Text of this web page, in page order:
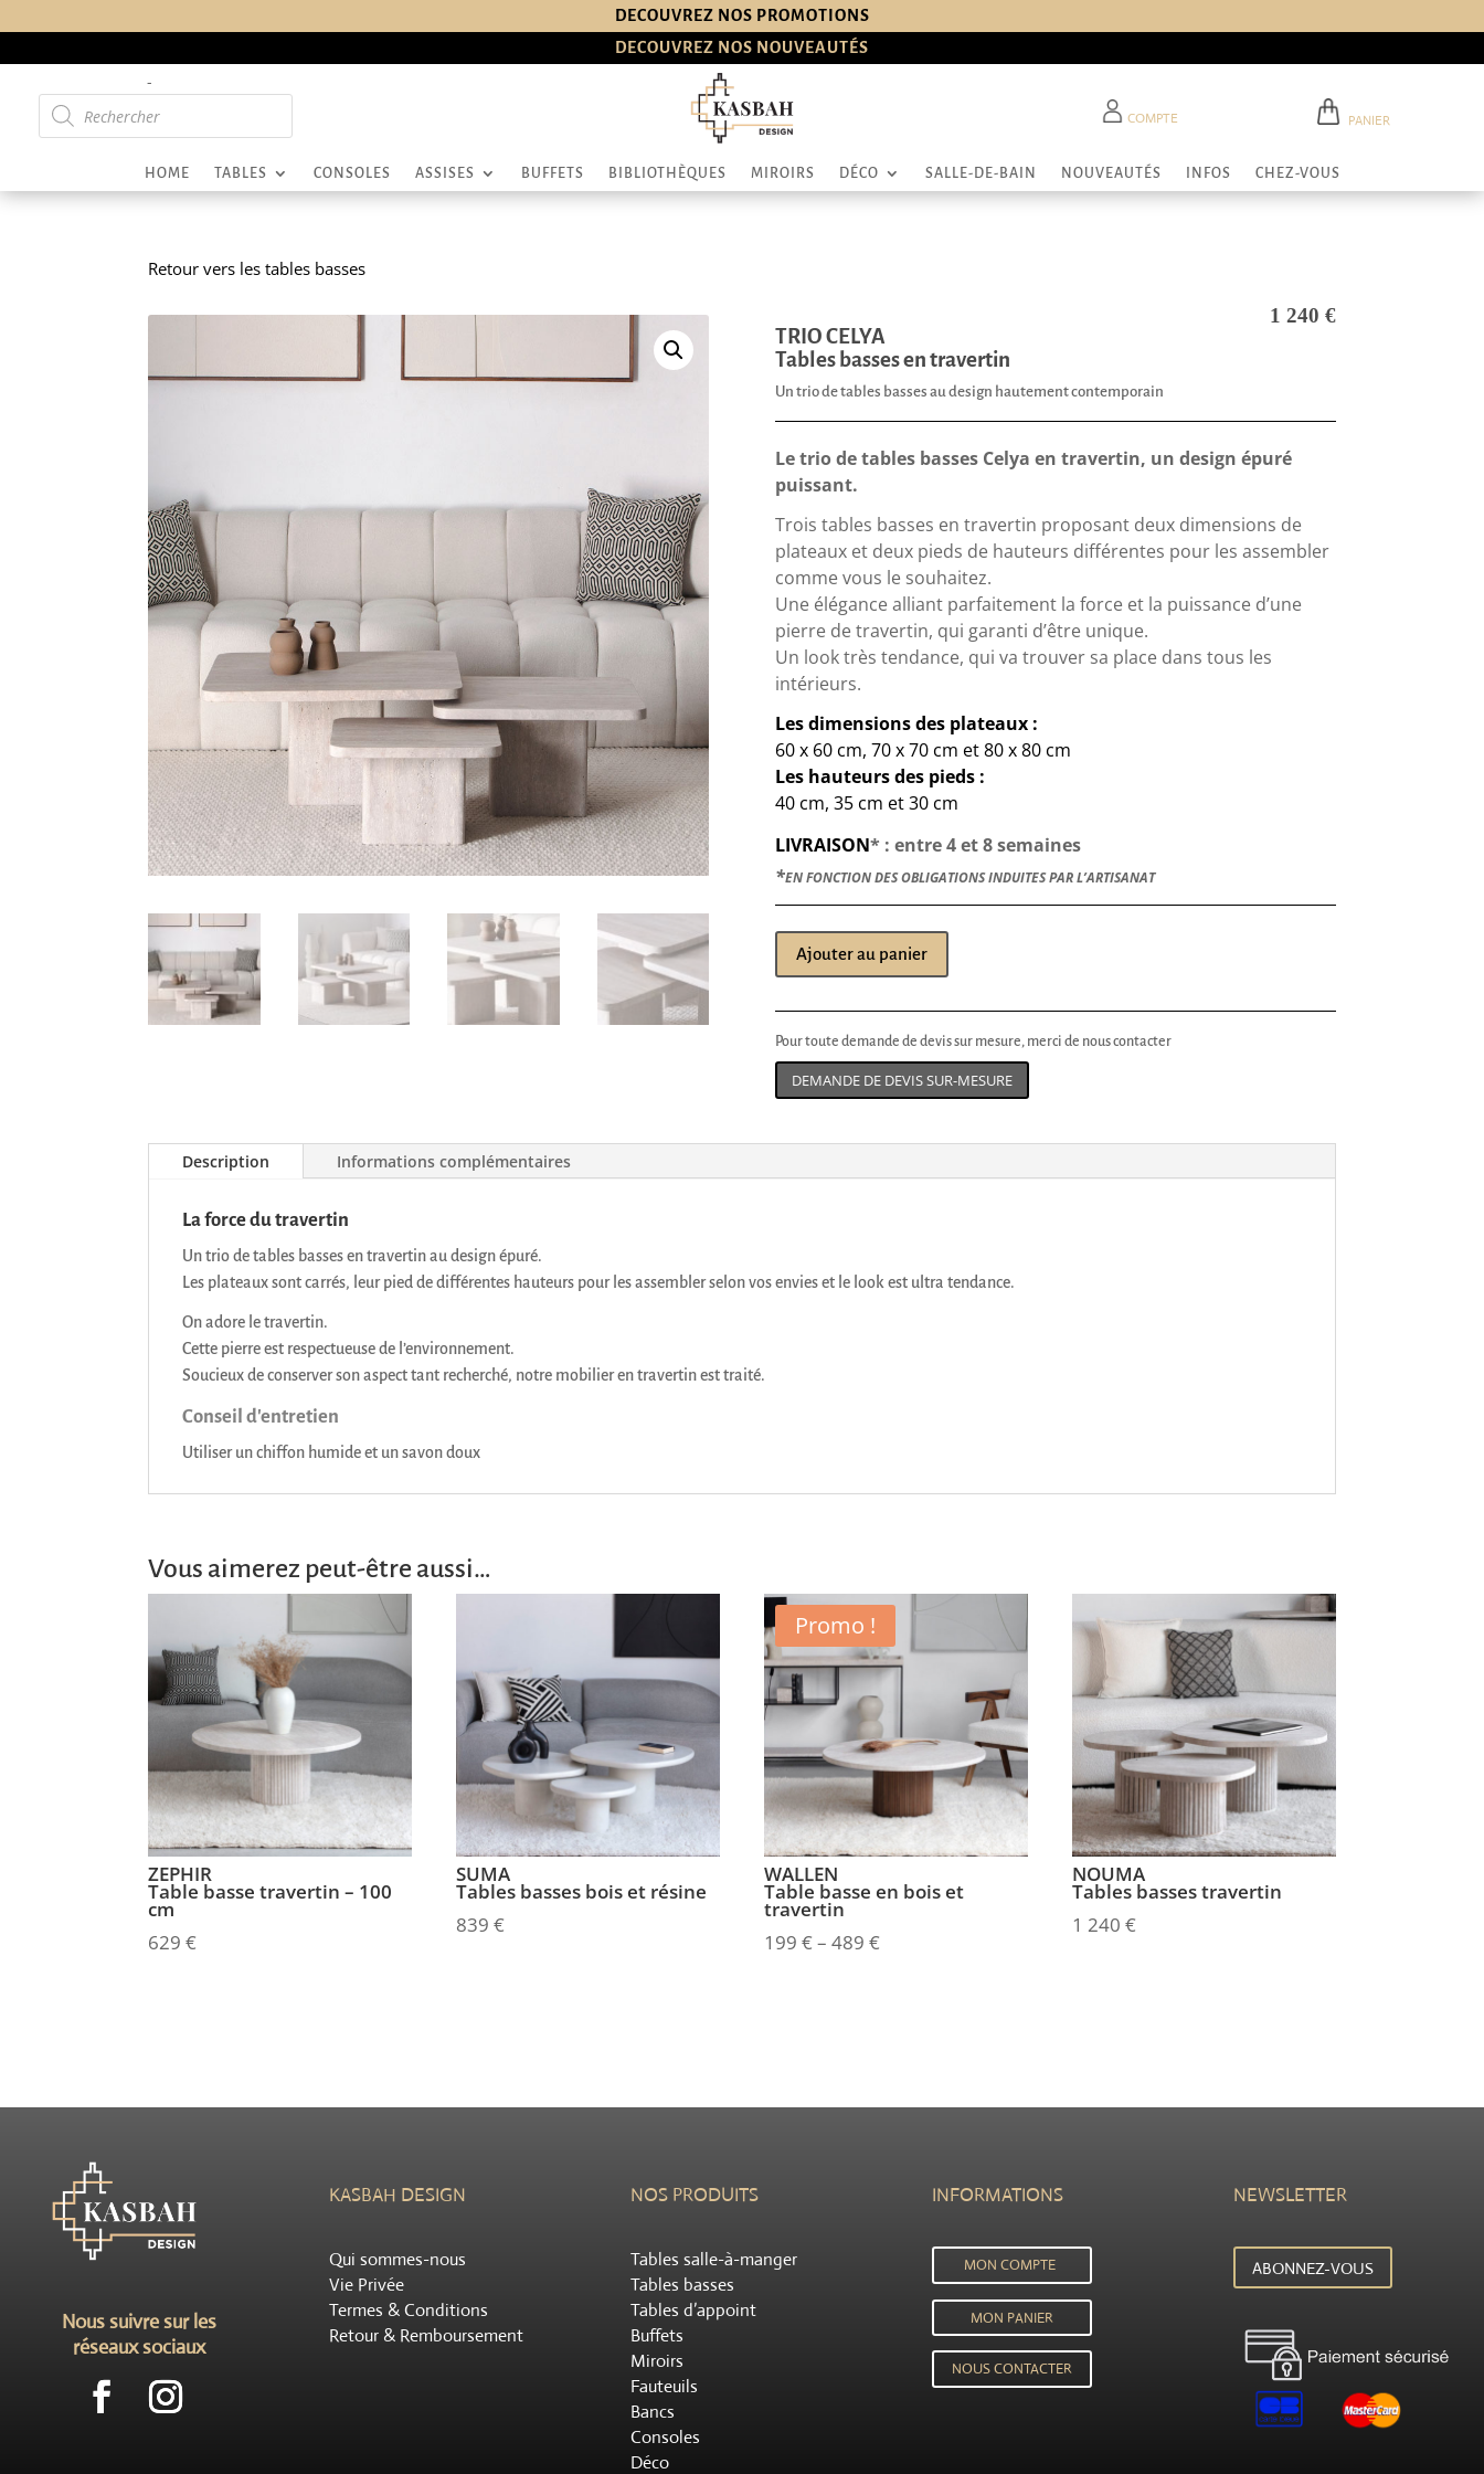
DECOUVREZ NOS PROMOTIONS
DECOUVREZ NOS NOUVEAUTÉS
-
Recherche
de
produits
COMPTE PANIER
HOME TABLES CONSOLES ASSISES BUFFETS BIBLIOTHÈQUES MIROIRS DÉCO SALLE-DE-BAIN NOUVEAUTÉS INFOS CHEZ-VOUS
Retour vers les tables basses
TRIO CELYA
Tables basses en travertin
Un trio de tables basses au design hautement contemporain
1 240 €
Le trio de tables basses Celya en travertin, un design épuré
puissant.
Trois tables basses en travertin proposant deux dimensions de
plateaux et deux pieds de hauteurs différentes pour les assembler
comme vous le souhaitez.
Une élégance alliant parfaitement la force et la puissance d’une
pierre de travertin, qui garanti d’être unique.
Un look très tendance, qui va trouver sa place dans tous les
intérieurs.
Les dimensions des plateaux :
60 x 60 cm, 70 x 70 cm et80 x 80 cm
Les hauteurs des pieds :
40 cm, 35 cm et 30 cm
LIVRAISON* : entre 4 et 8 semaines
*EN FONCTION DES OBLIGATIONS INDUITES PAR L’ARTISANAT
Ajouter au panier
Pour toute demande de devis sur mesure, merci de nous contacter
DEMANDE DE DEVIS SUR-MESURE
Description Informations complémentaires
La force du travertin
Un trio de tables basses en travertin au design épuré.
Les plateaux sont carrés, leur pied de différentes hauteurs pour les assembler selon vos envies et le look est ultra tendance.
On adore le travertin.
Cette pierre est respectueuse de l’environnement.
Soucieux de conserver son aspect tant recherché, notre mobilier en travertin est traité.
Conseil d'entretien
Utiliser un chiffon humide et un savon doux
Vous aimerez peut-être aussi…
ZEPHIR
Table basse travertin – 100
cm
629€
SUMA
Tables basses bois et résine
839€
Promo !
WALLEN
Table basse en bois et
travertin
199€ –489€
NOUMA
Tables basses travertin
1 240€
Nous suivre sur les
réseaux sociaux
KASBAH DESIGN
Qui sommes-nous
Vie Privée
Termes & Conditions
Retour & Remboursement
NOS PRODUITS
Tables salle-à-manger
Tables basses
Tables d’appoint
Buffets
Miroirs
Fauteuils
Bancs
Consoles
Déco
INFORMATIONS
MON COMPTE
MON PANIER
NOUS CONTACTER
NEWSLETTER
ABONNEZ-VOUS